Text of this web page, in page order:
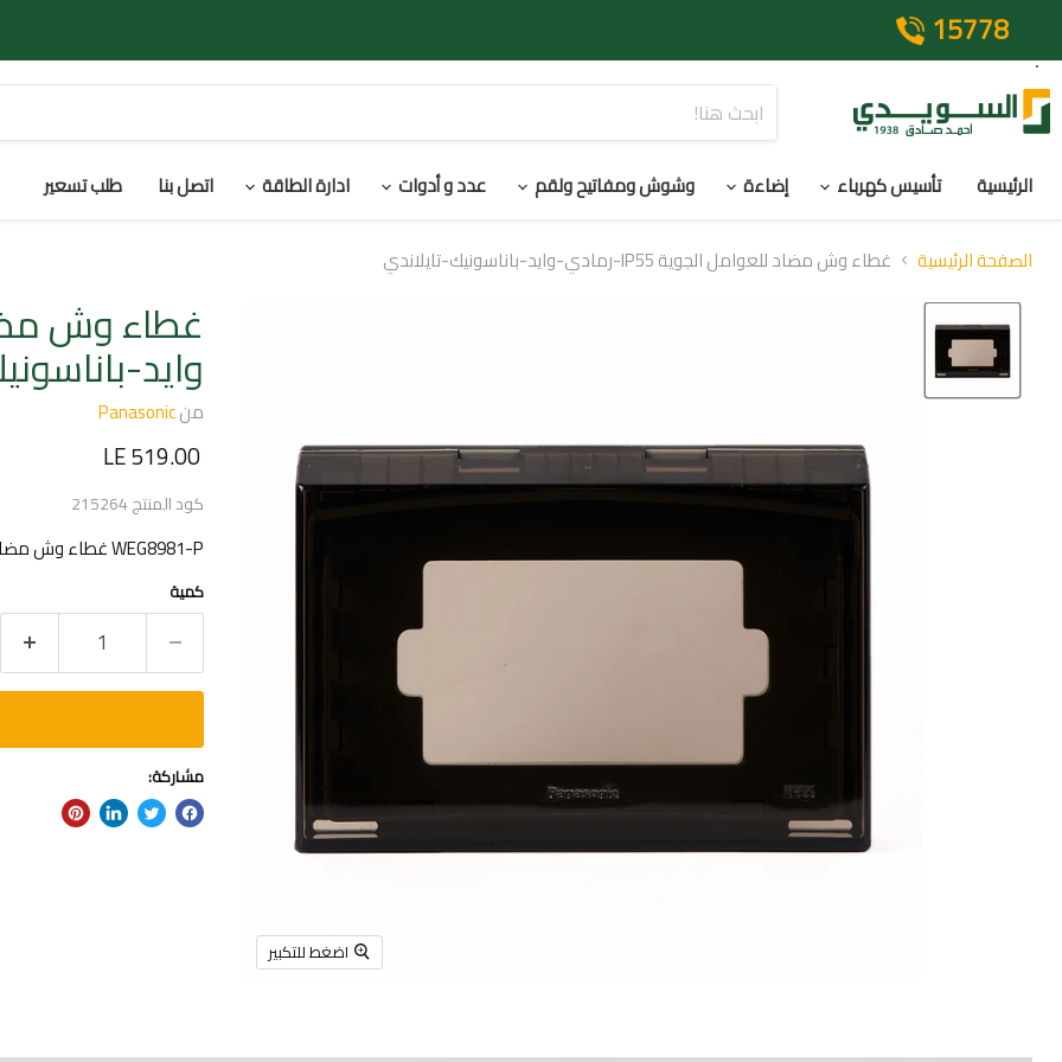
15778
الرئيسية تأسيس كهرباء إضاءة وشوش ومفاتيح ولقم عدد و أدوات ادارة الطاقة اتصل بنا طلب تسعير
الصفحة الرئيسية غطاء وش مضاد للعوامل الجوية IP55-رمادي-وايد-باناسونيك-تايلاندي
اضغط للتكبير
وايد-
منPanasonic
السعر الحالي
LE 519.00
كود المنتج215264
WEG8981-P غطاء وش مضاد للعوامل الجوية IP55-رمادي-وايد-باناسونيك-تايلاندي
كمية
مشاركة: